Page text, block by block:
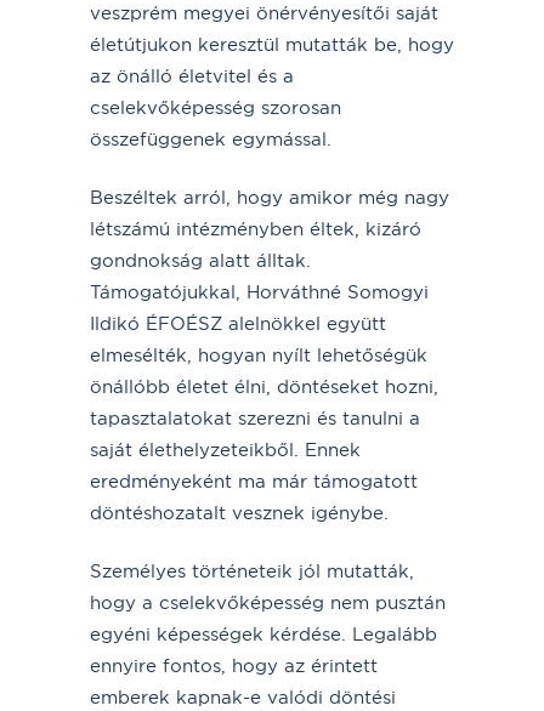
veszprém megyei önérvényesítői saját
életútjukon keresztül mutatták be, hogy
az önálló életvitel és a
cselekvőképesség szorosan
összefüggenek egymással.
Beszéltek arról, hogy amikor még nagy
létszámú intézményben éltek, kizáró
gondnokság alatt álltak.
Támogatójukkal, Horváthné Somogyi
Ildikó ÉFOÉSZ alelnökkel együtt
elmesélték, hogyan nyílt lehetőségük
önállóbb életet élni, döntéseket hozni,
tapasztalatokat szerezni és tanulni a
saját élethelyzeteikből. Ennek
eredményeként ma már támogatott
döntéshozatalt vesznek igénybe.
Személyes történeteik jól mutatták,
hogy a cselekvőképesség nem pusztán
egyéni képességek kérdése. Legalább
ennyire fontos, hogy az érintett
emberek kapnak-e valódi döntési